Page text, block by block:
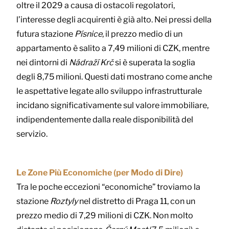
oltre il 2029 a causa di ostacoli regolatori,
l’interesse degli acquirenti è già alto. Nei pressi della
futura stazione Písnice, il prezzo medio di un
appartamento è salito a 7,49 milioni di CZK, mentre
nei dintorni di Nádraží Krčsi è superata la soglia
degli 8,75 milioni. Questi dati mostrano come anche
le aspettative legate allo sviluppo infrastrutturale
incidano significativamente sul valore immobiliare,
indipendentemente dalla reale disponibilità del
servizio.
Le Zone Più Economiche (per Modo di Dire)
Tra le poche eccezioni “economiche” troviamo la
stazione Roztylynel distretto di Praga 11, con un
prezzo medio di 7,29 milioni di CZK. Non molto